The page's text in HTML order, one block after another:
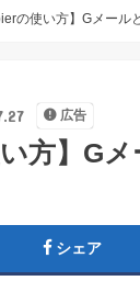
の使い方】Gメー
広告
い方】G
シェア